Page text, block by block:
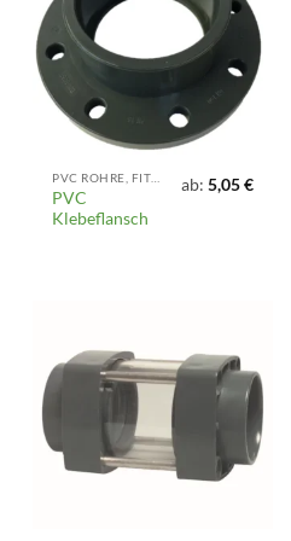
PVC
Klebeflansch
ab: 5,05€